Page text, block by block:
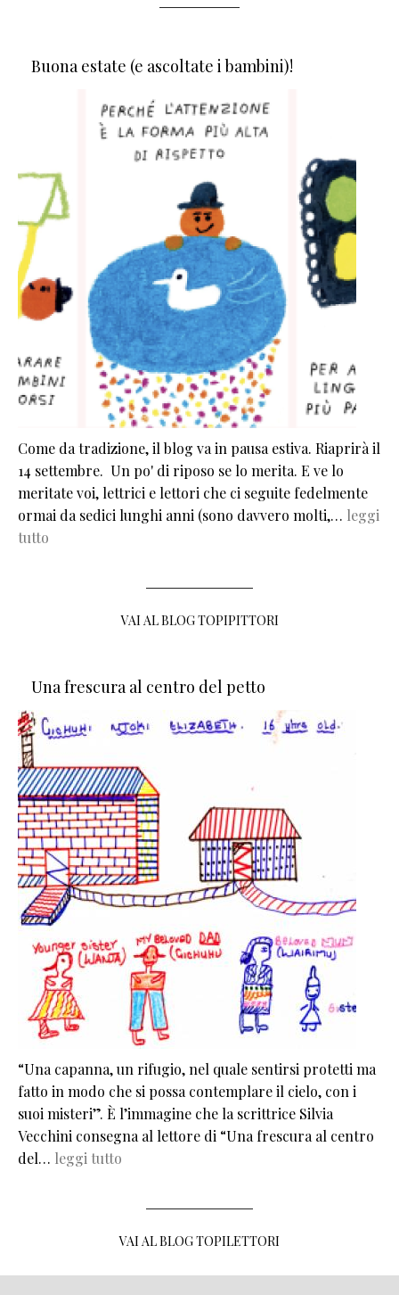
Buona estate (e ascoltate i bambini)!
Come da tradizione, il blog va in pausa estiva. Riaprirà il
14 settembre. Un po' di riposo se lo merita. E ve lo
meritate voi, lettrici e lettori che ci seguite fedelmente
ormai da sedici lunghi anni (sono davvero molti,… leggi
tutto
VAI AL BLOG TOPIPITTORI
Una frescura al centro del petto
“Una capanna, un rifugio, nel quale sentirsi protetti ma
fatto in modo che si possa contemplare il cielo, con i
suoi misteri”. È l’immagine che la scrittrice Silvia
Vecchini consegna al lettore di “Una frescura al centro
del… leggi tutto
VAI AL BLOG TOPILETTORI